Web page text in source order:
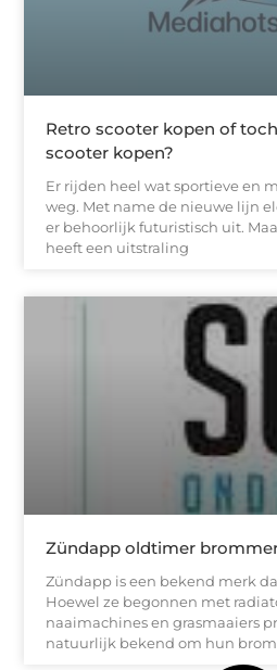
Retro scooter kopen of
scooter kopen?
Er rijden heel wat sportieve en
weg. Met name de nieuwe lijn
er behoorlijk futuristisch uit.
heeft een uitstraling
Zündapp oldtimer
Zündapp is een bekend merk
Hoewel ze begonnen met
naaimachines en grasmaaiers
natuurlijk bekend om hun